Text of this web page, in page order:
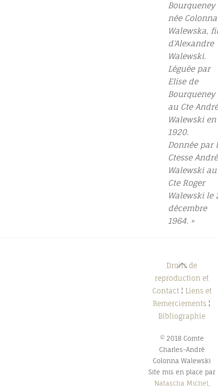
Bourqueney
née Colonna
Walewska,
d’Alexandre
Walewski.
Léguée par
Elise de
Bourqueney
au Cte André
Walewski en
1920.
Donnée par
Ctesse André
Walewski au
Cte Roger
Walewski le
décembre
1964. »
Back
To
Top
Droits de
reproduction et
Contact¦ Liens et
Remerciements ¦
Bibliographie
© 2018 Comte
Charles-André
Colonna Walewski
Site mis en place par
Natascha Michel,